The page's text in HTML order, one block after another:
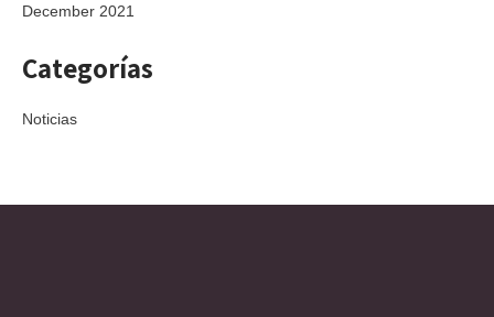
December 2021
Categorías
Noticias